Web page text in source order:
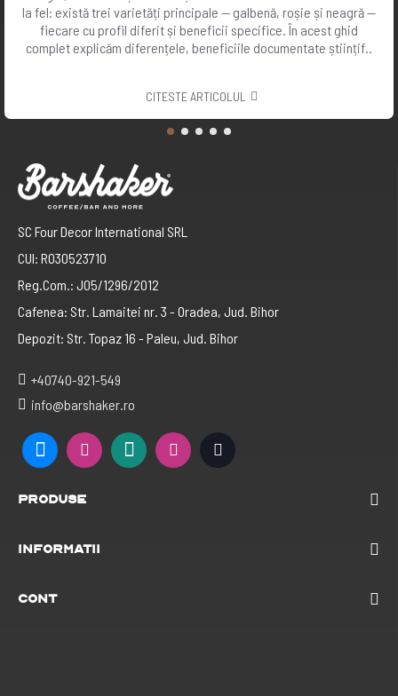
la fel: există trei varietăți principale — galbenă, roșie și neagră —
fiecare cu profil diferit și beneficii specifice. În acest ghid
complet explicăm diferențele, beneficiile documentate științif..
CITESTE ARTICOLUL
SC Four Decor International SRL
CUI: RO30523710
Reg.Com.: J05/1296/2012
Cafenea: Str. Lamaitei nr. 3 - Oradea, Jud. Bihor
Depozit: Str. Topaz 16 - Paleu, Jud. Bihor
+40740-921-549
info@barshaker.ro
Produse
Informatii
Cont